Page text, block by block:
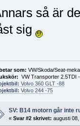
så är
sig
som: VW/Skoda/Seat-
VW Transporter 2.5TDI
Volvo 360 GLT -88
Volvo 244 -75
SV: B14 motorn går inte
« Svar #2 skrivet: augusti